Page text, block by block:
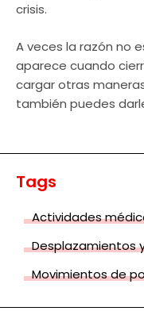
crisis.
A veces la razón no
aparece cuando
cargar otras
también puedes
Tags
Actividades
Desplazamientos
Movimientos de